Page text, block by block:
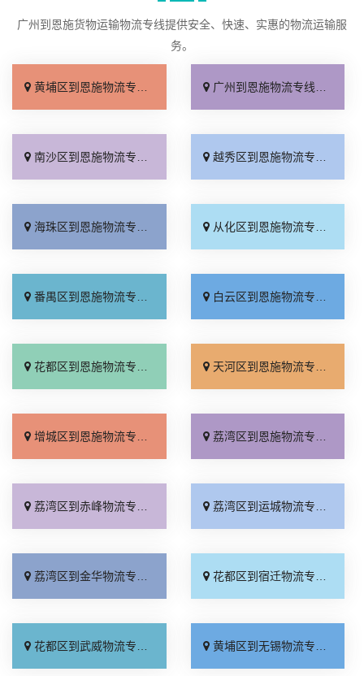
广州到恩施货物运输物流专线提供安全、快速、实惠的物流运输服
务。
黄埔区到恩施物流专线_上门取件「全程定位」 广州到恩施物流专线_直达特快专线「怎么收费」
南沙区到恩施物流专线_定点发车「诚信为先」 越秀区到恩施物流专线_送货上门「多少一方」
海珠区到恩施物流专线_专业调车「高速快运」 从化区到恩施物流专线_不随意加价「运价查询」
番禺区到恩施物流专线_运保时效「省事省心」 白云区到恩施物流专线_高效运输「急你所需」
花都区到恩施物流专线_保证时效「全境配送」 天河区到恩施物流专线_直达到站「快速直达」
增城区到恩施物流专线_资质齐全「限时必达」 荔湾区到恩施物流专线_定点发车「直达不中转」
荔湾区到赤峰物流专线_运费多少「资质齐全」 荔湾区到运城物流专线_门到门接送「无需中转」
荔湾区到金华物流专线_要多少钱「几天到达」 花都区到宿迁物流专线_整车配货「费用多少」
花都区到武威物流专线_零担配货「需要几天」 黄埔区到无锡物流专线_合同承运「一站直达」